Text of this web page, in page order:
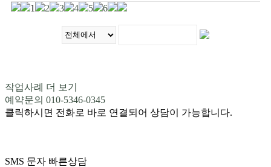
1
2 3 4 5 6
작업사례 더 보기
예약문의 010-5346-0345
클릭하시면 전화로 바로 연결되어 상담이 가능합니다.
SMS 문자 빠른상담